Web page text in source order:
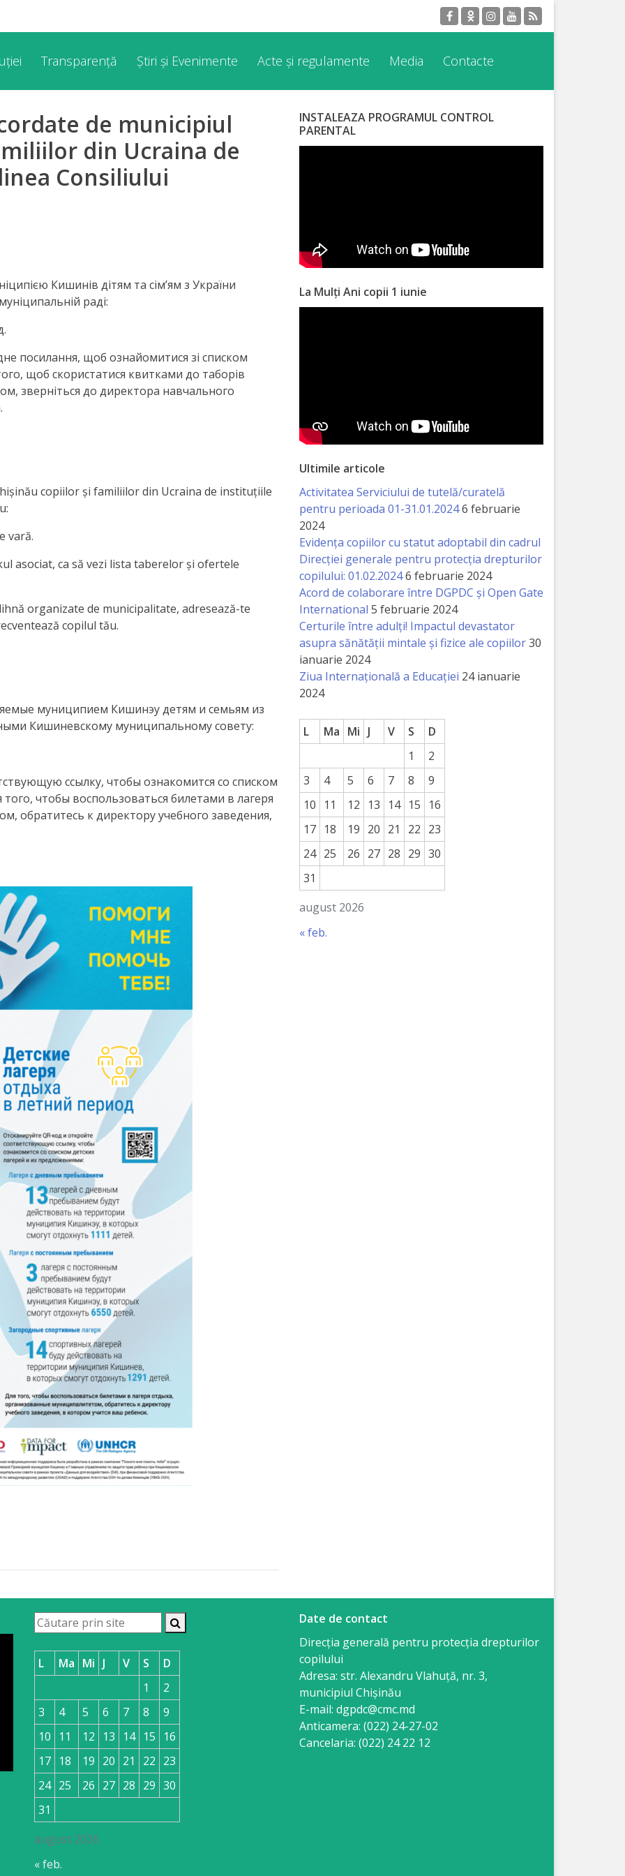
Transparență Știri și Evenimente Acte și regulamente Media Contacte
de municipiul
din Ucraina de
Consiliului
Кишинів дітям та сім’ям з України
раді:
посилання, щоб ознайомитися зі списком
щоб скористатися квитками до таборів
зверніться до директора навчального
copiilor și familiilor din Ucraina de instituțiile
vară.
asociat, ca să vezi lista taberelor și ofertele
organizate de municipalitate, adresează-te
copilul tău.
муниципием Кишинэу детям и семьям из
Кишиневскому муниципальному совету:
ссылку, чтобы ознакомится со списком
чтобы воспользоваться билетами в лагеря
обратитесь к директору учебного заведения,
INSTALEAZA PROGRAMUL CONTROL
PARENTAL
La Mulți Ani copii 1 iunie
Ultimile articole
Activitatea Serviciului de tutelă/curatelă
pentru perioada 01-31.01.20246 februarie
2024
Evidența copiilor cu statut adoptabil din cadrul
Direcției generale pentru protecția drepturilor
copilului: 01.02.20246 februarie 2024
Acord de colaborare între DGPDC și Open Gate
International 5 februarie 2024
Certurile între adulți! Impactul devastator
asupra sănătății mintale și fizice ale copiilor30
ianuarie 2024
Ziua Internațională a Educației 24 ianuarie
2024
august 2026
L Ma Mi J V S
D
1
2
3
4 5 6 7 8
9
10
11 12 13 14 15
16
17 18 19 20 21 22 23
24 25 26 27 28 29 30
31
« feb.
august 2026
L Ma Mi J V S
D
1
2
3
4 5 6 7 8
9
10
11 12 13 14 15
16
17 18 19 20 21 22 23
24 25 26 27 28 29 30
31
« feb.
Date de contact
Direcția generală pentru protecția drepturilor
copilului
Adresa: str. Alexandru Vlahuţă, nr. 3,
municipiul Chişinău
E-mail: dgpdc@cmc.md
Anticamera: (022) 24-27-02
Cancelaria: (022) 24 22 12